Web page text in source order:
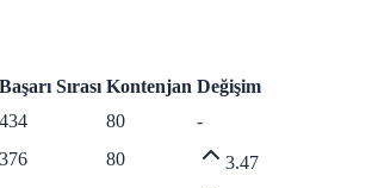
Başarı Sırası Kontenjan Değişim
434 80
-
376 80
3.47